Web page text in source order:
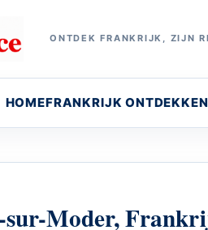
ONTDEK FRANKRIJK, ZIJN
HOMEFRANKRIJK ONTDEKKEN
sur-Moder,